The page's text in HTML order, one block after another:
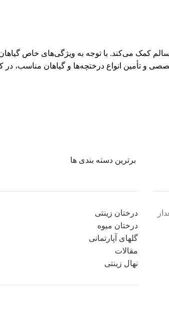
و سالم کمک می‌کند. با توجه به ویژگی‌های خاص
و تأمین انواع درختچه‌ها و گیاهان مناسب، در
برترین دسته بندی ها
درختان زینتی
درختان میوه
گلهای آپارتمانی
مقالات
نهال زینتی